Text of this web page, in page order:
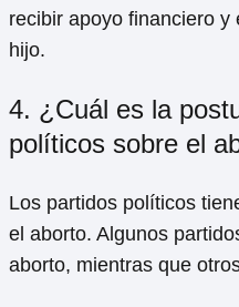
recibir apoyo financiero y
hijo.
4. ¿Cuál es la
políticos sobre el
Los partidos políticos
el aborto. Algunos
aborto, mientras que